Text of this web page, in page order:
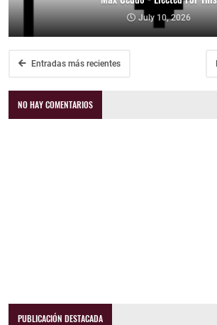
July 10, 2026
Entradas más recientes
NO HAY COMENTARIOS
PUBLICACIÓN DESTACADA